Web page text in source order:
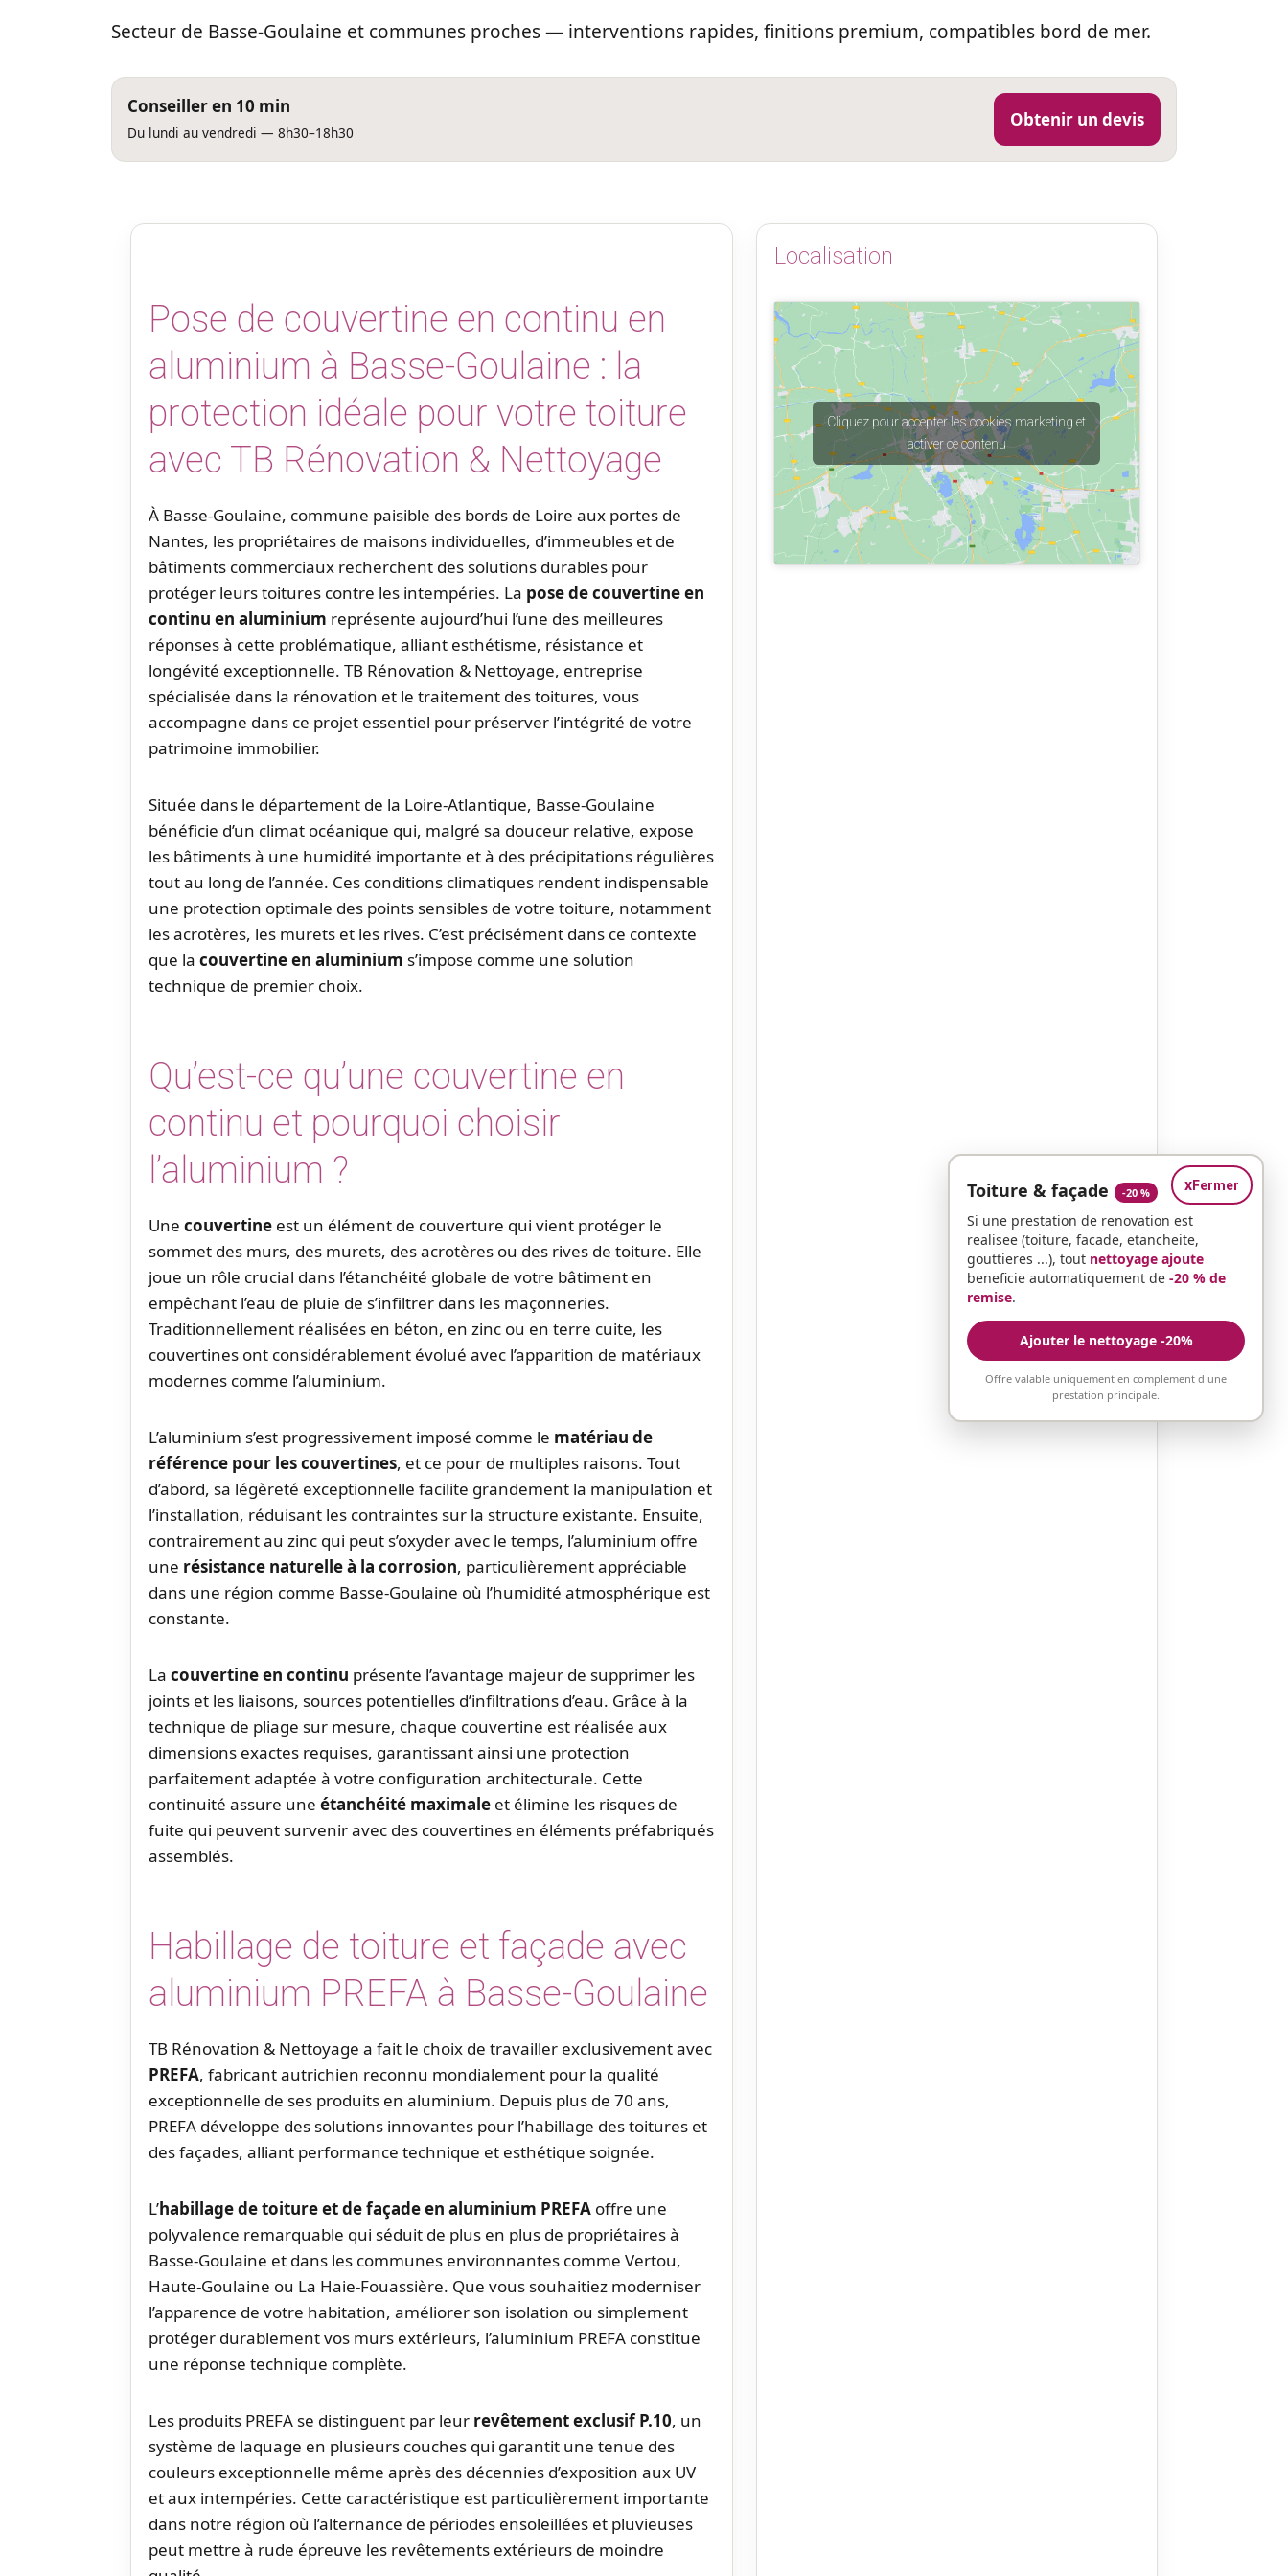
Secteur de Basse-Goulaine et communes proches — interventions rapides, finitions premium, compatibles bord de mer.
Conseiller en 10 min
Du lundi au vendredi — 8h30–18h30
Obtenir un devis
Pose de couvertine en continu en
aluminium à Basse-Goulaine : la
protection idéale pour votre toiture
avec TB Rénovation & Nettoyage
À Basse-Goulaine, commune paisible des bords de Loire aux portes de
Nantes, les propriétaires de maisons individuelles, d’immeubles et de
bâtiments commerciaux recherchent des solutions durables pour
protéger leurs toitures contre les intempéries. La pose de couvertine en
continu en aluminium représente aujourd’hui l’une des meilleures
réponses à cette problématique, alliant esthétisme, résistance et
longévité exceptionnelle. TB Rénovation & Nettoyage, entreprise
spécialisée dans la rénovation et le traitement des toitures, vous
accompagne dans ce projet essentiel pour préserver l’intégrité de votre
patrimoine immobilier.
Située dans le département de la Loire-Atlantique, Basse-Goulaine
bénéficie d’un climat océanique qui, malgré sa douceur relative, expose
les bâtiments à une humidité importante et à des précipitations régulières
tout au long de l’année. Ces conditions climatiques rendent indispensable
une protection optimale des points sensibles de votre toiture, notamment
les acrotères, les murets et les rives. C’est précisément dans ce contexte
que la couvertine en aluminium s’impose comme une solution
technique de premier choix.
Qu’est-ce qu’une couvertine en
continu et pourquoi choisir
l’aluminium ?
Une couvertine est un élément de couverture qui vient protéger le
sommet des murs, des murets, des acrotères ou des rives de toiture. Elle
joue un rôle crucial dans l’étanchéité globale de votre bâtiment en
empêchant l’eau de pluie de s’infiltrer dans les maçonneries.
Traditionnellement réalisées en béton, en zinc ou en terre cuite, les
couvertines ont considérablement évolué avec l’apparition de matériaux
modernes comme l’aluminium.
L’aluminium s’est progressivement imposé comme le matériau de
référence pour les couvertines, et ce pour de multiples raisons. Tout
d’abord, sa légèreté exceptionnelle facilite grandement la manipulation et
l’installation, réduisant les contraintes sur la structure existante. Ensuite,
contrairement au zinc qui peut s’oxyder avec le temps, l’aluminium offre
une résistance naturelle à la corrosion, particulièrement appréciable
dans une région comme Basse-Goulaine où l’humidité atmosphérique est
constante.
La couvertine en continu présente l’avantage majeur de supprimer les
joints et les liaisons, sources potentielles d’infiltrations d’eau. Grâce à la
technique de pliage sur mesure, chaque couvertine est réalisée aux
dimensions exactes requises, garantissant ainsi une protection
parfaitement adaptée à votre configuration architecturale. Cette
continuité assure une étanchéité maximale et élimine les risques de
fuite qui peuvent survenir avec des couvertines en éléments préfabriqués
assemblés.
Habillage de toiture et façade avec
aluminium PREFA à Basse-Goulaine
TB Rénovation & Nettoyage a fait le choix de travailler exclusivement avec
PREFA, fabricant autrichien reconnu mondialement pour la qualité
exceptionnelle de ses produits en aluminium. Depuis plus de 70 ans,
PREFA développe des solutions innovantes pour l’habillage des toitures et
des façades, alliant performance technique et esthétique soignée.
L’habillage de toiture et de façade en aluminium PREFA offre une
polyvalence remarquable qui séduit de plus en plus de propriétaires à
Basse-Goulaine et dans les communes environnantes comme Vertou,
Haute-Goulaine ou La Haie-Fouassière. Que vous souhaitiez moderniser
l’apparence de votre habitation, améliorer son isolation ou simplement
protéger durablement vos murs extérieurs, l’aluminium PREFA constitue
une réponse technique complète.
Les produits PREFA se distinguent par leur revêtement exclusif P.10, un
système de laquage en plusieurs couches qui garantit une tenue des
couleurs exceptionnelle même après des décennies d’exposition aux UV
et aux intempéries. Cette caractéristique est particulièrement importante
dans notre région où l’alternance de périodes ensoleillées et pluvieuses
peut mettre à rude épreuve les revêtements extérieurs de moindre
Localisation
Cliquez pour accepter les cookies marketing et
activer ce contenu
xFermer
Toiture & façade -20 %
Si une prestation de renovation est
realisee (toiture, facade, etancheite,
gouttieres ...), tout nettoyage ajoute
beneficie automatiquement de -20 % de
remise.
Ajouter le nettoyage -20%
Offre valable uniquement en complement d une
prestation principale.